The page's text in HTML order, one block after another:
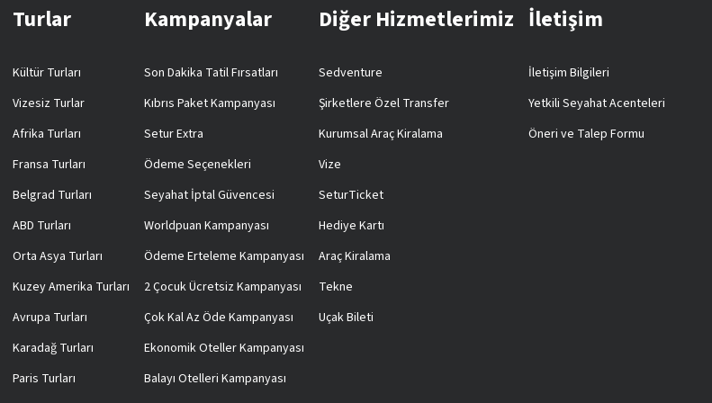
Turlar
Kültür Turları
Vizesiz Turlar
Afrika Turları
Fransa Turları
Belgrad Turları
ABD Turları
Orta Asya Turları
Kuzey Amerika Turları
Avrupa Turları
Karadağ Turları
Paris Turları
Kampanyalar
Son Dakika Tatil Fırsatları
Kıbrıs Paket Kampanyası
Setur Extra
Ödeme Seçenekleri
Seyahat İptal Güvencesi
Worldpuan Kampanyası
Ödeme Erteleme Kampanyası
2 Çocuk Ücretsiz Kampanyası
Çok Kal Az Öde Kampanyası
Ekonomik Oteller Kampanyası
Balayı Otelleri Kampanyası
Diğer Hizmetlerimiz
Sedventure
Şirketlere Özel Transfer
Kurumsal Araç Kiralama
Vize
SeturTicket
Hediye Kartı
Araç Kiralama
Tekne
Uçak Bileti
İletişim
İletişim Bilgileri
Yetkili Seyahat Acenteleri
Öneri ve Talep Formu